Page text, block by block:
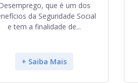
que é um dos
da Seguridade Social
e tem a finalidade de...
+ Saiba Mais